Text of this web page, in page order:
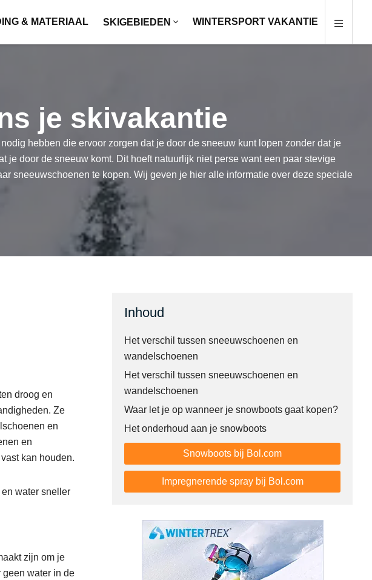
& MATERIAAL SKIGEBIEDEN WINTERSPORT VAKANTIE
je skivakantie
hebben die ervoor zorgen dat je door de sneeuw kunt lopen zonder dat je
door de sneeuw komt. Dit hoeft natuurlijk niet perse want een paar stevige
sneeuwschoenen te kopen. Wij geven je hier alle informatie over deze speciale
Inhoud
Het verschil tussen sneeuwschoenen en
wandelschoenen
Het verschil tussen sneeuwschoenen en
wandelschoenen
Waar let je op wanneer je snowboots gaat kopen?
Het onderhoud aan je snowboots
Snowboots bij Bol.com
Impregnerende spray bij Bol.com
droog en
Ze
en
en
kan houden.
water sneller
zijn om je
geen water in de